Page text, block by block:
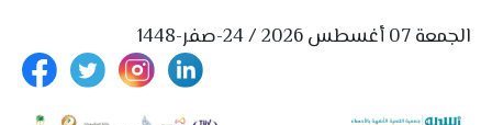
الجمعة 07 أغسطس 2026 / 24-صفر-1448